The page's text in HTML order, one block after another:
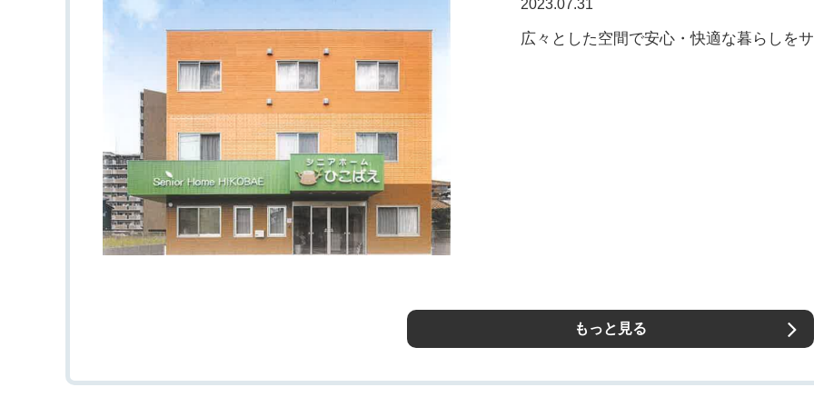
2023.07.31
広々とした空間で安心・快適な暮らしを
もっと見る